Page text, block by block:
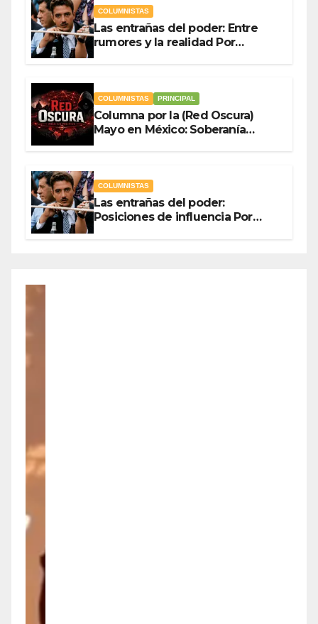
COLUMNISTAS
Las entrañas del poder: Entre
rumores y la realidad Por
COLUMNISTAS PRINCIPAL
Columna por la (Red Oscura)
Mayo en México: Soberanía
COLUMNISTAS
Las entrañas del poder:
Posiciones de influencia Por